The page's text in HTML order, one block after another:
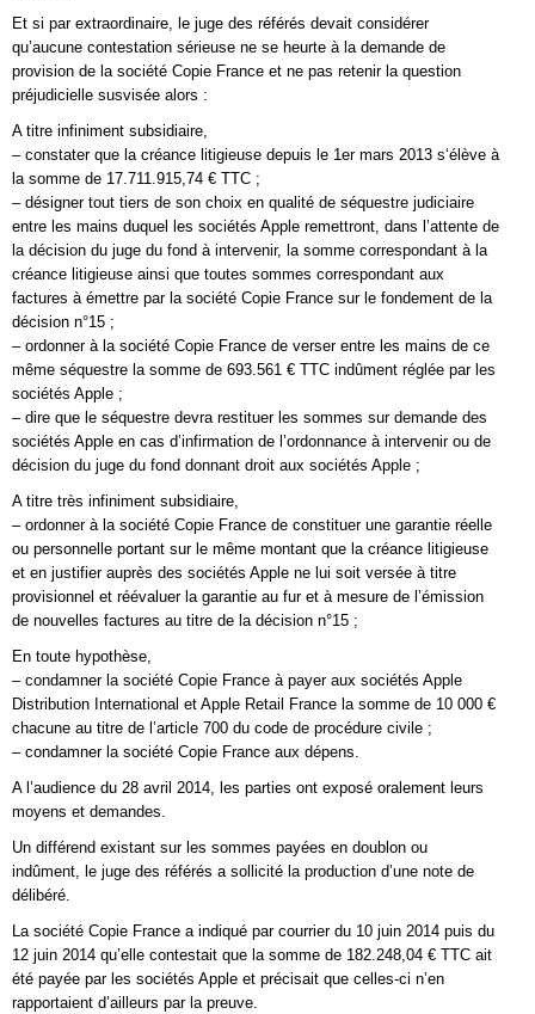
Et si par extraordinaire, le juge des référés devait considérer
qu’aucune contestation sérieuse ne se heurte à la demande de
provision de la société Copie France et ne pas retenir la question
préjudicielle susvisée alors :
A titre infiniment subsidiaire,
– constater que la créance litigieuse depuis le 1er mars 2013 s‘élève à
la somme de 17.711.915,74 € TTC ;
– désigner tout tiers de son choix en qualité de séquestre judiciaire
entre les mains duquel les sociétés Apple remettront, dans l’attente de
la décision du juge du fond à intervenir, la somme correspondant à la
créance litigieuse ainsi que toutes sommes correspondant aux
factures à émettre par la société Copie France sur le fondement de la
décision n°15 ;
– ordonner à la société Copie France de verser entre les mains de ce
même séquestre la somme de 693.561 € TTC indûment réglée par les
sociétés Apple ;
– dire que le séquestre devra restituer les sommes sur demande des
sociétés Apple en cas d’infirmation de l’ordonnance à intervenir ou de
décision du juge du fond donnant droit aux sociétés Apple ;
A titre très infiniment subsidiaire,
– ordonner à la société Copie France de constituer une garantie réelle
ou personnelle portant sur le même montant que la créance litigieuse
et en justifier auprès des sociétés Apple ne lui soit versée à titre
provisionnel et réévaluer la garantie au fur et à mesure de l’émission
de nouvelles factures au titre de la décision n°15 ;
En toute hypothèse,
– condamner la société Copie France à payer aux sociétés Apple
Distribution International et Apple Retail France la somme de 10 000 €
chacune au titre de l’article 700 du code de procédure civile ;
– condamner la société Copie France aux dépens.
A l’audience du 28 avril 2014, les parties ont exposé oralement leurs
moyens et demandes.
Un différend existant sur les sommes payées en doublon ou
indûment, le juge des référés a sollicité la production d’une note de
délibéré.
La société Copie France a indiqué par courrier du 10 juin 2014 puis du
12 juin 2014 qu’elle contestait que la somme de 182.248,04 € TTC ait
été payée par les sociétés Apple et précisait que celles-ci n’en
rapportaient d’ailleurs par la preuve.